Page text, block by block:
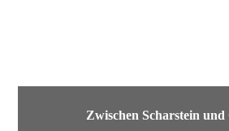
Zwischen Scharstein und